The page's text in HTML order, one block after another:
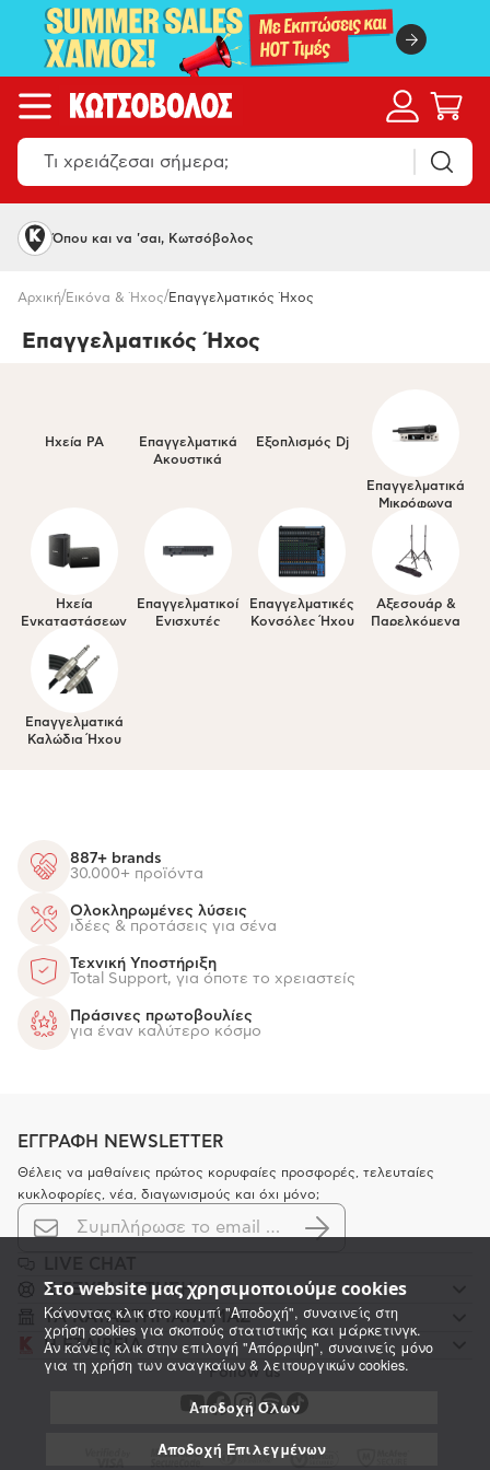
Στο website μας χρησιμοποιούμε cookies
Κάνοντας κλικ στο κουμπί "Αποδοχή", συναινείς στη
χρήση cookies για σκοπούς στατιστικής και μάρκετινγκ.
Αν κάνεις κλικ στην επιλογή "Απόρριψη", συναινείς μόνο
για τη χρήση των αναγκαίων & λειτουργικών cookies.
Αποδοχή Όλων
Αποδοχή Επιλεγμένων
Όπου και να 'σαι, Κωτσόβολος
Αρχική/Εικόνα & Ήχος/Επαγγελματικός Ήχος
Επαγγελματικός Ήχος
Ηχεία PA
Επαγγελματικά
Ακουστικά
Eξοπλισμός Dj
Επαγγελματικά
Μικρόφωνα
Ηχεία
Εγκαταστάσεων
Επαγγελματικοί
Ενισχυτές
Επαγγελματικές
Κονσόλες Ήχου
Αξεσουάρ &
Παρελκόμενα
Επαγγελματικά
Καλώδια Ήχου
887+ brands
30.000+ προϊόντα
Ολοκληρωμένες λύσεις
ιδέες & προτάσεις για σένα
Τεχνική Υποστήριξη
Total Support, για όποτε το χρειαστείς
Πράσινες πρωτοβουλίες
για έναν καλύτερο κόσμο
ΕΓΓΡΑΦΗ NEWSLETTER
Θέλεις να μαθαίνεις πρώτος κορυφαίες προσφορές, τελευταίες
κυκλοφορίες, νέα, διαγωνισμούς και όχι μόνο;
K ΕΞΥΠΗΡΕΤΗΣΗ
ΤΑ ΚΑΤΑΣΤΗΜΑΤΑ ΜΑΣ
Η ΕΤΑΙΡΕΙΑ
Follow us